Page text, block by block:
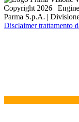
Copyright 2026 |
Parma S.p.A. |
Disclaimer trattamento